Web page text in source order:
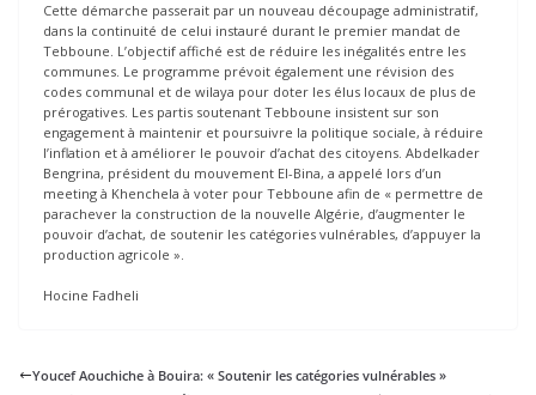
Cette démarche passerait par un nouveau découpage administratif,
dans la continuité de celui instauré durant le premier mandat de
Tebboune. L’objectif affiché est de réduire les inégalités entre les
communes. Le programme prévoit également une révision des
codes communal et de wilaya pour doter les élus locaux de plus de
prérogatives. Les partis soutenant Tebboune insistent sur son
engagement à maintenir et poursuivre la politique sociale, à réduire
l’inflation et à améliorer le pouvoir d’achat des citoyens. Abdelkader
Bengrina, président du mouvement El-Bina, a appelé lors d’un
meeting à Khenchela à voter pour Tebboune afin de « permettre de
parachever la construction de la nouvelle Algérie, d’augmenter le
pouvoir d’achat, de soutenir les catégories vulnérables, d’appuyer la
production agricole ».
Hocine Fadheli
Youcef Aouchiche à Bouira: « Soutenir les catégories vulnérables »